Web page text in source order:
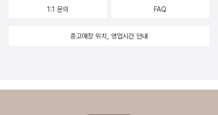
리고 내가 인기있는 친구와는 잘 어울리지 못하고 옆쪽으로 밀려나
만 제공받아 읽고 솔직히 작성한 후기입니다]
1:1 문의 FAQ
중고매장 위치, 영업시간 안내